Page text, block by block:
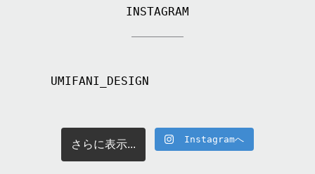
INSTAGRAM
UMIFANI_DESIGN
さらに表示... Instagramへ